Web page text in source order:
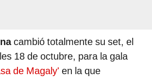
cambió totalmente su set, el
18 de octubre, para la gala
de Magaly' en la que